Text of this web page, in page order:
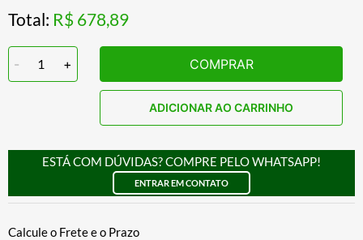
Total: R$ 678,89
- 1 + COMPRAR
ADICIONAR AO CARRINHO
ESTÁ COM DÚVIDAS? COMPRE PELO WHATSAPP!
ENTRAR EM CONTATO